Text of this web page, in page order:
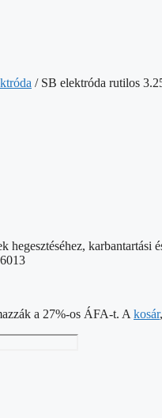
/ SB elektróda rutilos
hegesztéséhez, karbantartási
a 27%-os ÁFA-t. A kosár